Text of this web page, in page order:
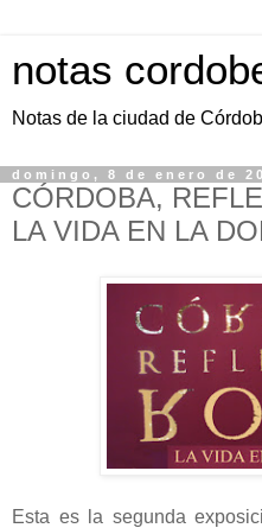
notas
Notas de la ciudad de
domingo, 8 de enero de
CÓRDOBA,
LA VIDA EN LA
Esta es la segunda